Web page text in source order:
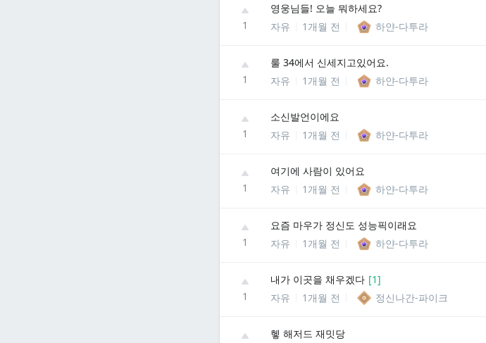
1
영웅님들! 오늘 뭐하세요?
자유
1개월 전 하얀-다투라
1
룰 34에서 신세지고있어요.
자유
1개월 전 하얀-다투라
1
소신발언이에요
자유
1개월 전 하얀-다투라
1
여기에 사람이 있어요
자유
1개월 전 하얀-다투라
1
요즘 마우가 정신도 성능픽이래요
자유
1개월 전 하얀-다투라
1
내가 이곳을 채우겠다 [1]
자유
1개월 전 정신나간-파이크
헿 해저드 재밋당